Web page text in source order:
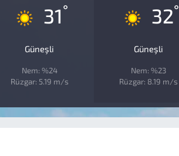
31°
Güneşli
Nem: %24
Rüzgar: 5.19 m/s
32°
Güneşli
Nem: %23
Rüzgar: 8.19 m/s